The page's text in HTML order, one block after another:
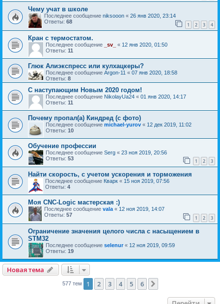
Чему учат в школе
Последнее сообщение niksooon « 26 янв 2020, 23:14
Ответы: 68 1 2 3 4
Кран с термостатом.
Последнее сообщение _sv_ « 12 янв 2020, 01:50
Ответы: 11
Глюк Алиэкспресс или кулхацкеры?
Последнее сообщение Argon-11 « 07 янв 2020, 18:58
Ответы: 8
С наступающим Новым 2020 годом!
Последнее сообщение NikolayUa24 « 01 янв 2020, 14:17
Ответы: 11
Почему пропал(а) Киндред (с фото)
Последнее сообщение michael-yurov « 12 дек 2019, 11:02
Ответы: 10
Обучение профессии
Последнее сообщение Serg « 23 ноя 2019, 20:56
Ответы: 53 1 2 3
Найти скорость, с учетом ускорения и торможения
Последнее сообщение Кварк « 15 ноя 2019, 07:56
Ответы: 4
Моя CNC-Logic мастерская :)
Последнее сообщение vala« 12 ноя 2019, 14:07
Ответы: 57 1 2 3
Ограничение значения целого числа с насыщением в
STM32
Последнее сообщение selenur « 12 ноя 2019, 09:59
Ответы: 19
Новая тема
577 тем 1 2 3 4 5 6